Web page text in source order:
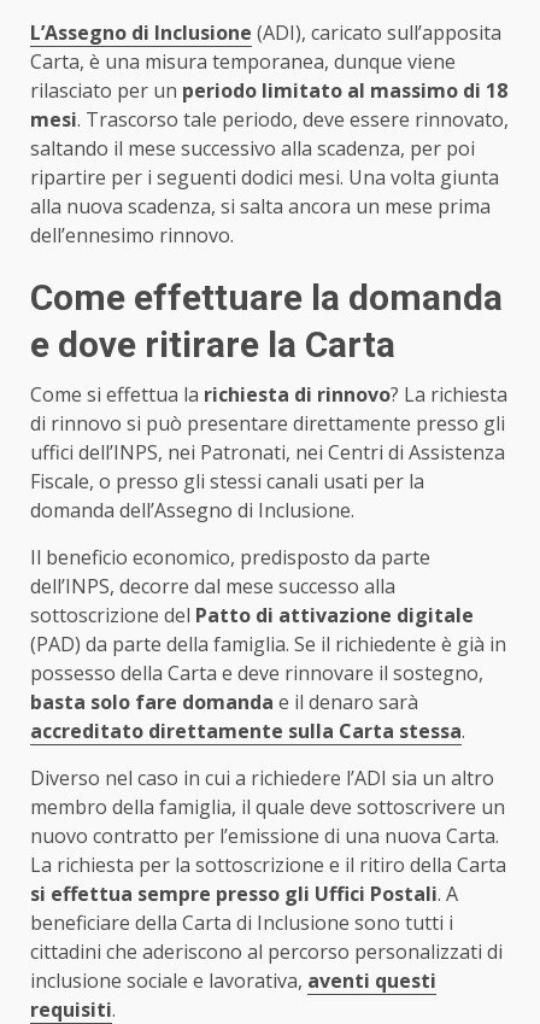
L’Assegno di Inclusione (ADI), caricato sull’apposita
Carta, è una misura temporanea, dunque viene
rilasciato per un periodo limitato al massimo di 18
mesi. Trascorso tale periodo, deve essere rinnovato,
saltando il mese successivo alla scadenza, per poi
ripartire per i seguenti dodici mesi. Una volta giunta
alla nuova scadenza, si salta ancora un mese prima
dell’ennesimo rinnovo.
Come effettuare la domanda
e dove ritirare la Carta
Come si effettua la richiesta di rinnovo? La richiesta
di rinnovo si può presentare direttamente presso gli
uffici dell’INPS, nei Patronati, nei Centri di Assistenza
Fiscale, o presso gli stessi canali usati per la
domanda dell’Assegno di Inclusione.
Il beneficio economico, predisposto da parte
dell’INPS, decorre dal mese successo alla
sottoscrizione del Patto di attivazione digitale
(PAD) da parte della famiglia. Se il richiedente è già in
possesso della Carta e deve rinnovare il sostegno,
basta solo fare domanda e il denaro sarà
accreditato direttamente sulla Carta stessa.
Diverso nel caso in cui a richiedere l’ADI sia un altro
membro della famiglia, il quale deve sottoscrivere un
nuovo contratto per l’emissione di una nuova Carta.
La richiesta per la sottoscrizione e il ritiro della Carta
si effettua sempre presso gli Uffici Postali. A
beneficiare della Carta di Inclusione sono tutti i
cittadini che aderiscono al percorso personalizzati di
inclusione sociale e lavorativa, aventi questi
requisiti.